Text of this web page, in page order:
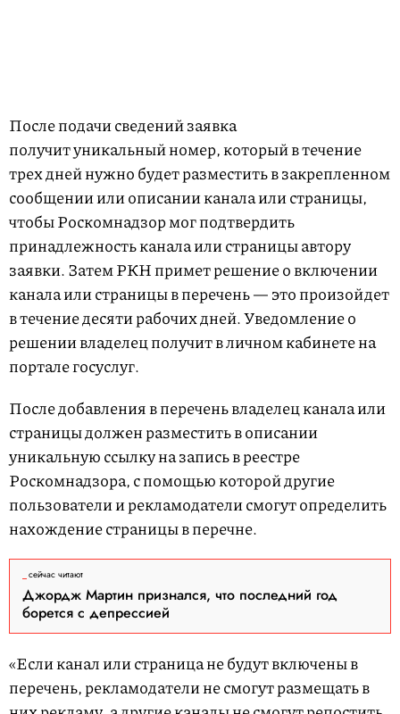
После подачи сведений заявка
получит уникальный номер, который в течение
трех дней нужно будет разместить в закрепленном
сообщении или описании канала или страницы,
чтобы Роскомнадзор мог подтвердить
принадлежность канала или страницы автору
заявки. Затем РКН примет решение о включении
канала или страницы в перечень — это произойдет
в течение десяти рабочих дней. Уведомление о
решении владелец получит в личном кабинете на
портале госуслуг.
После добавления в перечень владелец канала или
страницы должен разместить в описании
уникальную ссылку на запись в реестре
Роскомнадзора, с помощью которой другие
пользователи и рекламодатели смогут определить
нахождение страницы в перечне.
сейчас читают
Джордж Мартин признался, что последний год
борется с депрессией
«Если канал или страница не будут включены в
перечень, рекламодатели не смогут размещать в